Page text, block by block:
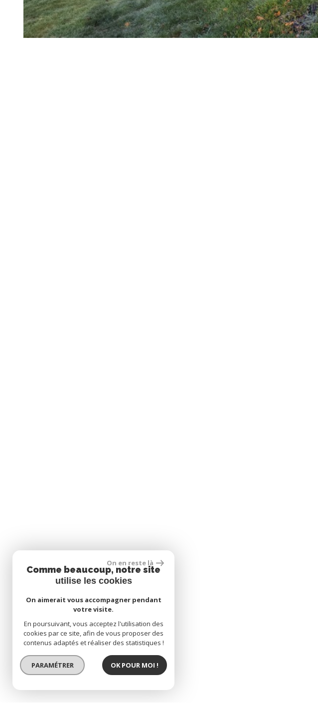
On en reste là
Comme beaucoup, notre site
utilise les cookies
On aimerait vous accompagner pendant
votre visite.
En poursuivant, vous acceptez l'utilisation des
cookies par ce site, afin de vous proposer des
contenus adaptés et réaliser des statistiques !
PARAMÉTRER OK POUR MOI !